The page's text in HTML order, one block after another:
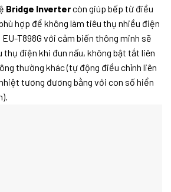
Bridge Invertercòn giúp bếp từ điều
hợp để không làm tiêu thụ nhiều điện
T898G với cảm biến thông minh sẽ
điện khi đun nấu, không bật tắt liên
thường khác (tự động điều chỉnh liên
tương đương bằng với con số hiển